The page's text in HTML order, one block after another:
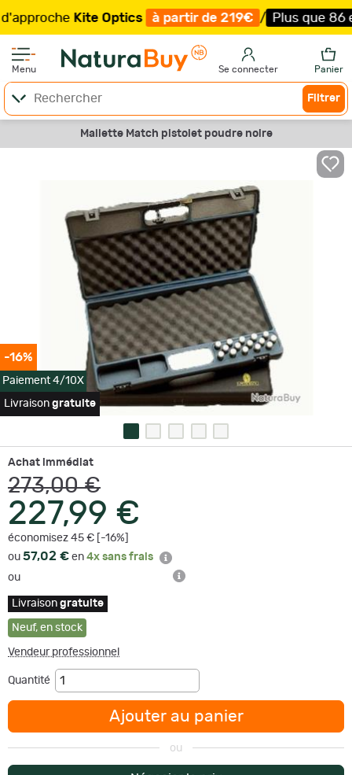
Kite Optics à partir de 219€ / Plus que 86
Menu Se connecter Panier
Filtrer
Mallette Match pistolet poudre noire
-16%
Paiement 4/10X
Livraison gratuite
Achat immédiat
273,00 €
227,99 €
économisez 45 € [-16%]
ou 57,02 € en 4x sans frais
ou
Livraison gratuite
Neuf, en stock
Vendeur professionnel
Quantité
Ajouter au panier
ou